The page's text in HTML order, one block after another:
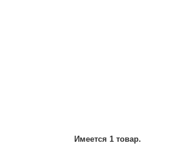
Имеется 1 товар.